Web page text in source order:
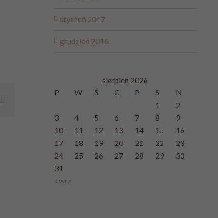
styczeń 2017
grudzień 2016
sierpień 2026
P
W Ś C P S
N
1
2
3
4 5 6 7 8
9
10
11 12 13 14 15
16
17
18 19 20 21 22
23
24
25 26 27 28 29
30
31
« wrz